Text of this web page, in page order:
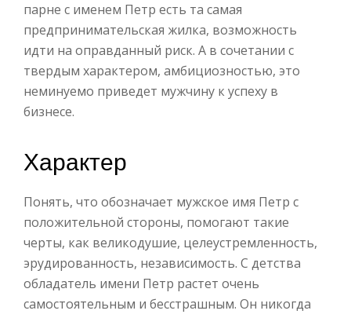
парне с именем Петр есть та самая
предпринимательская жилка, возможность
идти на оправданный риск. А в сочетании с
твердым характером, амбициозностью, это
неминуемо приведет мужчину к успеху в
бизнесе.
Характер
Понять, что обозначает мужское имя Петр с
положительной стороны, помогают такие
черты, как великодушие, целеустремленность,
эрудированность, независимость. С детства
обладатель имени Петр растет очень
самостоятельным и бесстрашным. Он никогда